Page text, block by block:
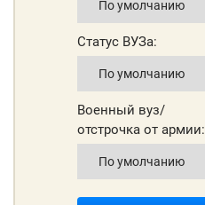
Статус ВУЗа:
Военный вуз/
отстрочка от армии: